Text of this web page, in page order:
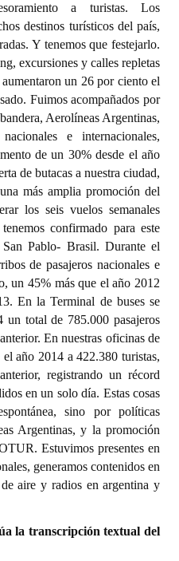
a turistas. Los
destinos turísticos del país,
Y tenemos que festejarlo.
excursiones y calles repletas
un 26 por ciento el
Fuimos acompañados por
Aerolíneas Argentinas,
e internacionales,
de un 30% desde el año
de butacas a nuestra ciudad,
más amplia promoción del
los seis vuelos semanales
confirmado para este
Pablo- Brasil. Durante el
de pasajeros nacionales e
un 45% más que el año 2012
En la Terminal de buses se
un total de 785.000 pasajeros
En nuestras oficinas de
año 2014 a 422.380 turistas,
registrando un récord
en un solo día. Estas cosas
sino por políticas
Argentinas, y la promoción
Estuvimos presentes en
generamos contenidos en
aire y radios en argentina y
la transcripción textual del